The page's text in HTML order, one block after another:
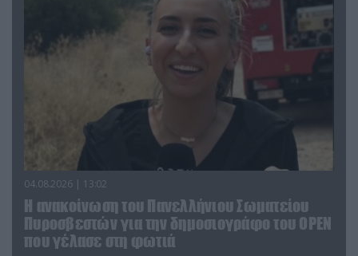
04.08.2026 | 13:02
Η ανακοίνωση του Πανελλήνιου Σωματείου
Πυροσβεστών για την δημοσιογράφο του OPEN
που γέλασε στη φωτιά